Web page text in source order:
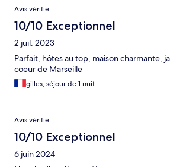
Avis vérifié
10/10 Exceptionnel
2 juil. 2023
Parfait, hôtes au top, maison charmante,
coeur de Marseille
gilles, séjour de 1 nuit
Avis vérifié
10/10 Exceptionnel
6 juin 2024